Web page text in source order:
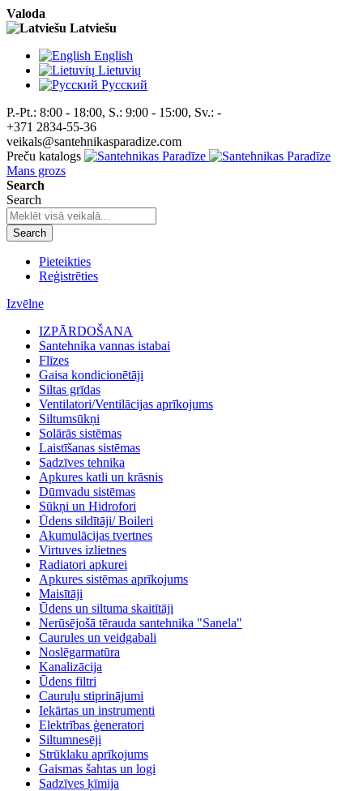
Valoda
Latviešu
English
Lietuvių
Pусский
P.-Pt.: 8:00 - 18:00, S.: 9:00 - 15:00, Sv.: -
+371 2834-55-36
veikals@santehnikasparadize.com
Preču katalogs
Mans grozs
Search
Search
Search
Pieteikties
Reģistrēties
Izvēlne
IZPĀRDOŠANA
Santehnika vannas istabai
Flīzes
Gaisa kondicionētāji
Siltas grīdas
Ventilatori/Ventilācijas aprīkojums
Siltumsūkņi
Solārās sistēmas
Laistīšanas sistēmas
Sadzīves tehnika
Apkures katli un krāsnis
Dūmvadu sistēmas
Sūkņi un Hidrofori
Ūdens sildītāji/ Boileri
Akumulācijas tvertnes
Virtuves izlietnes
Radiatori apkurei
Apkures sistēmas aprīkojums
Maisītāji
Ūdens un siltuma skaitītāji
Nerūsējošā tērauda santehnika "Sanela"
Caurules un veidgabali
Noslēgarmatūra
Kanalizācija
Ūdens filtri
Cauruļu stiprinājumi
Iekārtas un instrumenti
Elektrības ģeneratori
Siltumnesēji
Strūklaku aprīkojums
Gaismas šahtas un logi
Sadzīves ķīmija